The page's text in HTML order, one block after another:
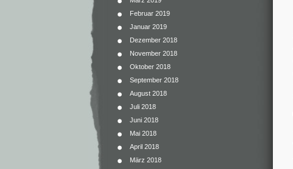
Februar 2019
Januar 2019
Dezember 2018
November 2018
Oktober 2018
September 2018
August 2018
Juli 2018
Juni 2018
Mai 2018
April 2018
März 2018